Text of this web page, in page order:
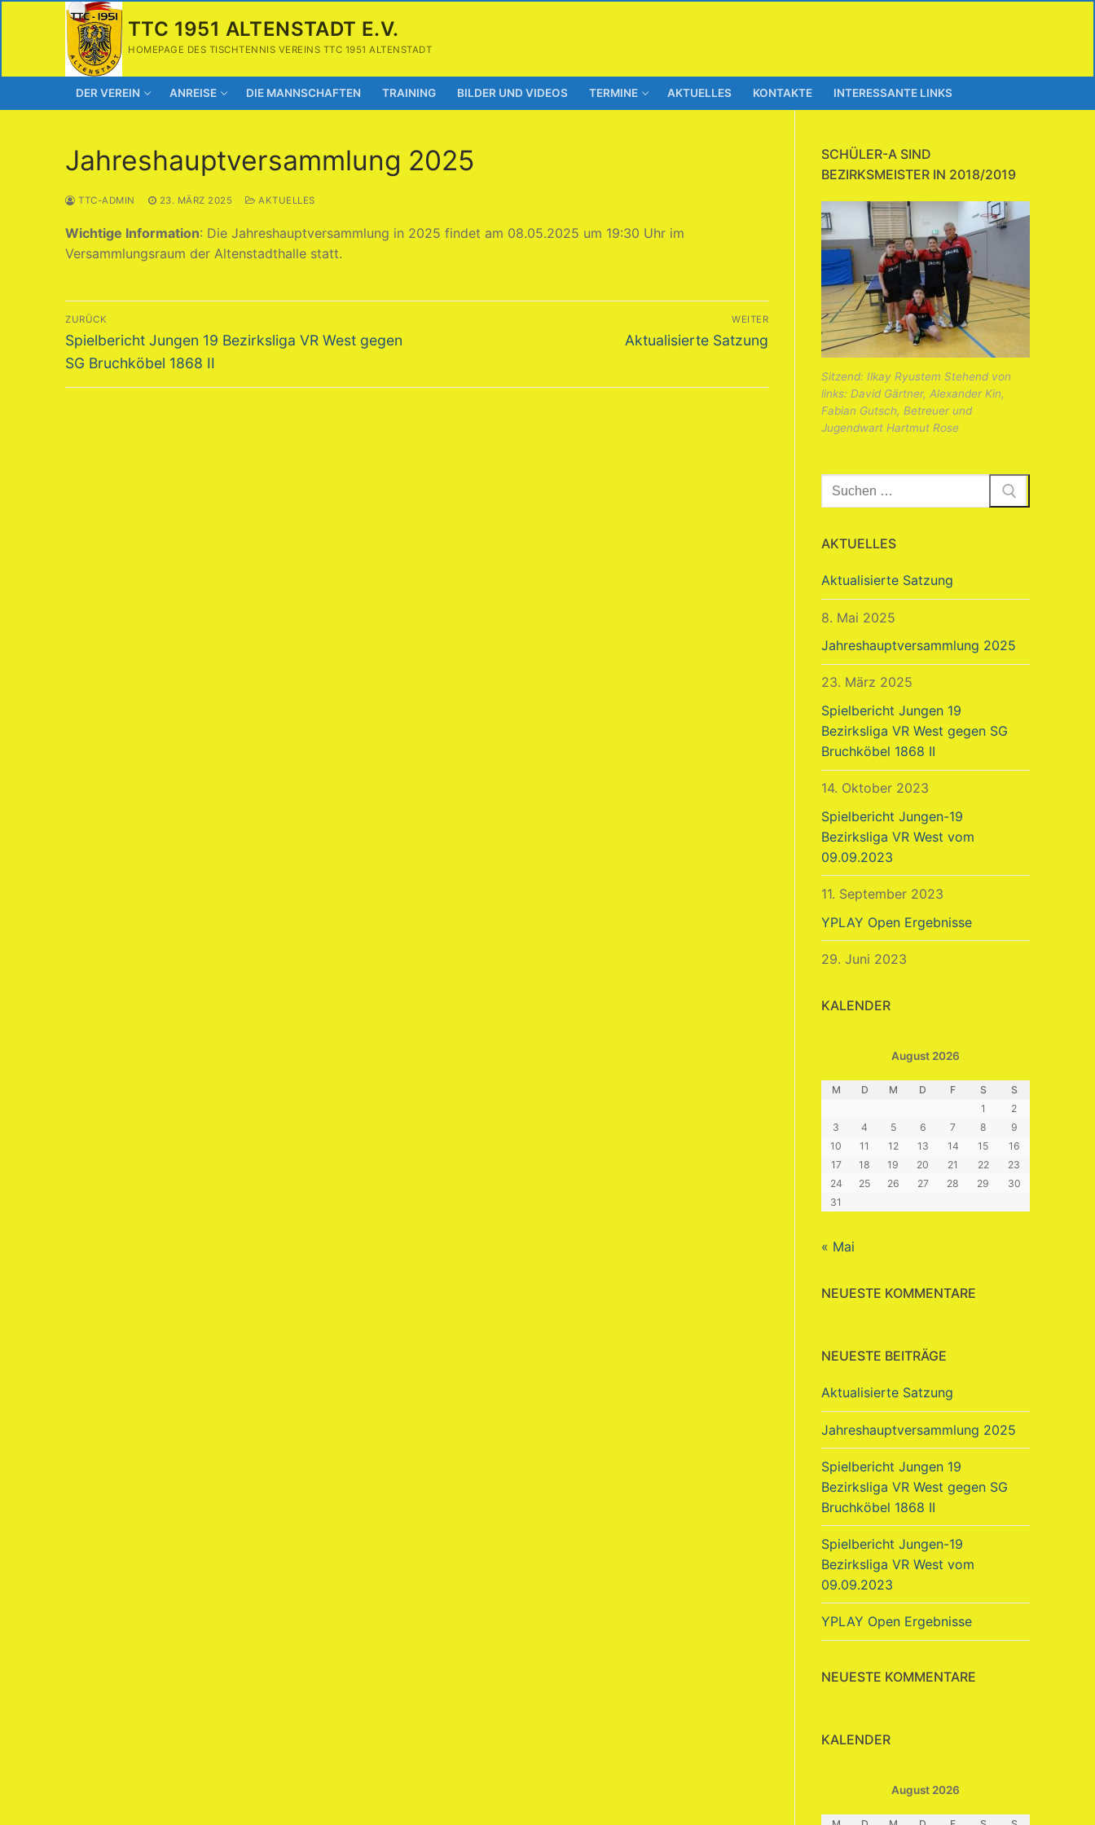
TTC 1951 ALTENSTADT E.V.
HOMEPAGE DES TISCHTENNIS VEREINS TTC 1951 ALTENSTADT
DER VEREIN ANREISE DIE MANNSCHAFTEN TRAINING BILDER UND VIDEOS TERMINE AKTUELLES KONTAKTE INTERESSANTE LINKS
Jahreshauptversammlung 2025
TTC-ADMIN 23. MÄRZ 2025 AKTUELLES
Wichtige Information: Die Jahreshauptversammlung in 2025 findet am 08.05.2025 um 19:30 Uhr im
Versammlungsraum der Altenstadthalle statt.
Beitragsnavigation
ZURÜCK
Vorheriger
Beitrag:
Spielbericht Jungen 19 Bezirksliga VR West gegen
SG Bruchköbel 1868 II
WEITER
Nächster
Aktualisierte Satzung
SCHÜLER-A SIND
BEZIRKSMEISTER IN 2018/2019
Sitzend: Ilkay Ryustem Stehend von
links: David Gärtner, Alexander Kin,
Fabian Gutsch, Betreuer und
Jugendwart Hartmut Rose
Suchen
nach:
AKTUELLES
Aktualisierte Satzung
8. Mai 2025
Jahreshauptversammlung 2025
23. März 2025
Spielbericht Jungen 19
Bezirksliga VR West gegen SG
Bruchköbel 1868 II
14. Oktober 2023
Spielbericht Jungen-19
Bezirksliga VR West vom
09.09.2023
11. September 2023
YPLAY Open Ergebnisse
29. Juni 2023
KALENDER
August 2026
M D M D F S
S
1
2
3
4 5 6 7 8
9
10
11 12 13 14 15
16
17
18 19 20 21 22
23
24
25 26 27 28 29
30
31
« Mai
NEUESTE KOMMENTARE
NEUESTE BEITRÄGE
Aktualisierte Satzung
Jahreshauptversammlung 2025
Spielbericht Jungen 19
Bezirksliga VR West gegen SG
Bruchköbel 1868 II
Spielbericht Jungen-19
Bezirksliga VR West vom
09.09.2023
YPLAY Open Ergebnisse
NEUESTE KOMMENTARE
KALENDER
August 2026